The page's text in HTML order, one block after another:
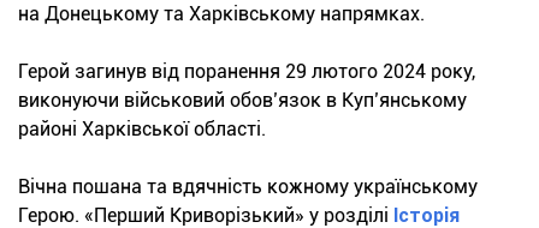
на Донецькому та Харківському напрямках.
Герой загинув від поранення 29 лютого 2024 року,
виконуючи військовий обов’язок в Куп’янському
районі Харківської області.
Вічна пошана та вдячність кожному українському
Герою. «Перший Криворізький» у розділі Історія